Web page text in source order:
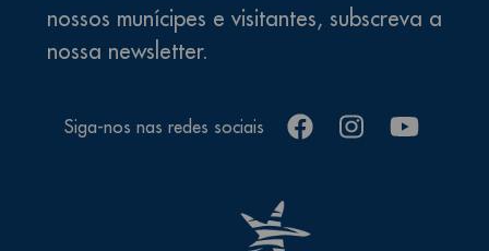
nossos munícipes e visitantes, subscreva a
nossa newsletter.
Siga-nos nas redes sociais facebookinstagramyoutube